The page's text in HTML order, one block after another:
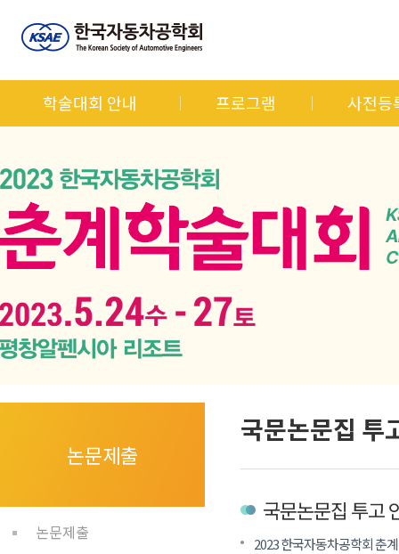
학술대회 안내 프로그램 사전등
국문논문집 투
논문제출
논문제출
국문논문집 투고
2023 한국자동차공학회 춘